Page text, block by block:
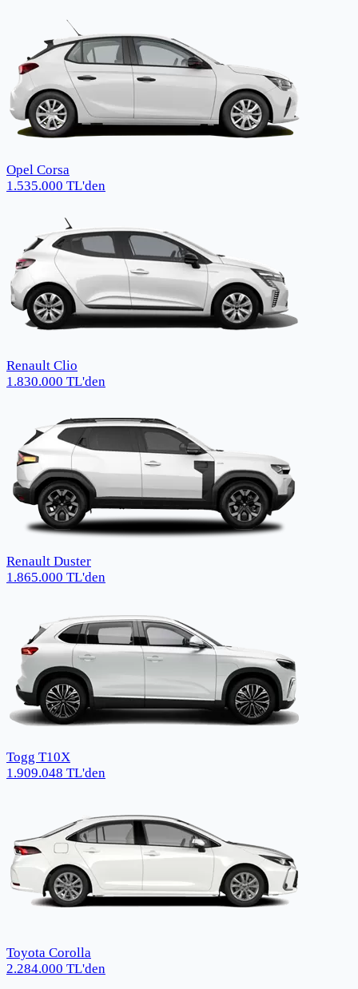
Opel Corsa
1.535.000 TL'den
Renault Clio
1.830.000 TL'den
Renault Duster
1.865.000 TL'den
Togg T10X
1.909.048 TL'den
Toyota Corolla
2.284.000 TL'den